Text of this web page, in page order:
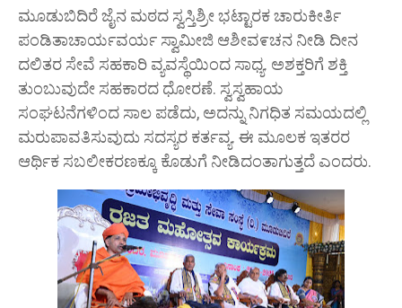
ಮೂಡುಬಿದಿರೆ ಜೈನ ಮಠದ ಸ್ವಸ್ತಿಶ್ರೀ ಭಟ್ಟಾರಕ ಚಾರುಕೀರ್ತಿ
ಪಂಡಿತಾಚಾರ್ಯವರ್ಯ ಸ್ವಾಮೀಜಿ ಆಶೀವ೯ಚನ ನೀಡಿ ದೀನ
ದಲಿತರ ಸೇವೆ ಸಹಕಾರಿ ವ್ಯವಸ್ಥೆಯಿಂದ ಸಾಧ್ಯ. ಅಶಕ್ತರಿಗೆ ಶಕ್ತಿ
ತುಂಬುವುದೇ ಸಹಕಾರದ ಧೋರಣೆ. ಸ್ವಸ್ವಹಾಯ
ಸಂಘಟನೆಗಳಿಂದ ಸಾಲ ಪಡೆದು, ಅದನ್ನು ನಿಗಧಿತ ಸಮಯದಲ್ಲಿ
ಮರುಪಾವತಿಸುವುದು ಸದಸ್ಯರ ಕರ್ತವ್ಯ. ಈ ಮೂಲಕ ಇತರರ
ಆರ್ಥಿಕ ಸಬಲೀಕರಣಕ್ಕೂ ಕೊಡುಗೆ ನೀಡಿದಂತಾಗುತ್ತದೆ ಎಂದರು.